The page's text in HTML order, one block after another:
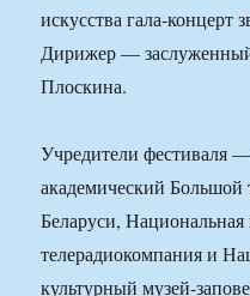
искусства гала-концерт
Дирижер —
Плоскина.
Учредители фестиваля
академический Большой
Беларуси, Национальная
телерадиокомпания и
культурный музей-